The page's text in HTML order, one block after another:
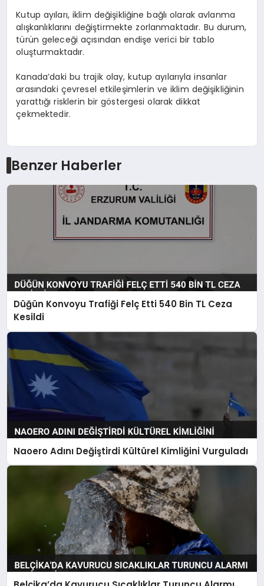
Kutup ayıları, iklim değişikliğine bağlı olarak avlanma
alışkanlıklarını değiştirmekte zorlanmaktadır. Bu durum,
türün geleceği açısından endişe verici bir tablo
oluşturmaktadır.
Kanada’daki bu trajik olay, kutup ayılarıyla insanlar
arasındaki çevresel etkileşimlerin ve iklim değişikliğinin
yarattığı risklerin bir göstergesi olarak dikkat
çekmektedir.
Benzer Haberler
Düğün Konvoyu Trafiği Felç Etti 540 Bin TL Ceza
Kesildi
Naoero Adını Değiştirdi Kültürel Kimliğini Vurguladı